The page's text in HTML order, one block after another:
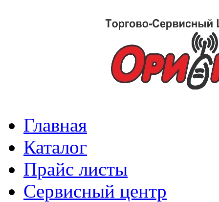
Главная
Каталог
Прайс листы
Сервисный центр